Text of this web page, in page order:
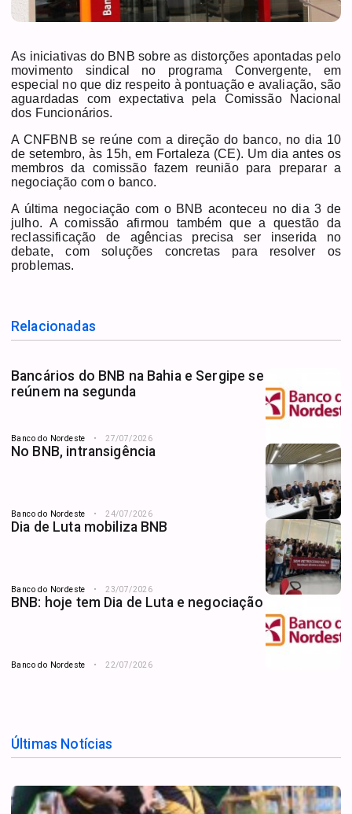
As iniciativas do BNB sobre as distorções apontadas pelo
movimento sindical no programa Convergente, em
especial no que diz respeito à pontuação e avaliação, são
aguardadas com expectativa pela Comissão Nacional
dos Funcionários.
A CNFBNB se reúne com a direção do banco, no dia 10
de setembro, às 15h, em Fortaleza (CE). Um dia antes os
membros da comissão fazem reunião para preparar a
negociação com o banco.
A última negociação com o BNB aconteceu no dia 3 de
julho. A comissão afirmou também que a questão da
reclassificação de agências precisa ser inserida no
debate, com soluções concretas para resolver os
problemas.
Relacionadas
Bancários do BNB na Bahia e Sergipe se
reúnem na segunda
Banco do Nordeste 27/07/2026
No BNB, intransigência
Banco do Nordeste 24/07/2026
Dia de Luta mobiliza BNB
Banco do Nordeste 23/07/2026
BNB: hoje tem Dia de Luta e negociação
Banco do Nordeste 22/07/2026
Últimas Notícias